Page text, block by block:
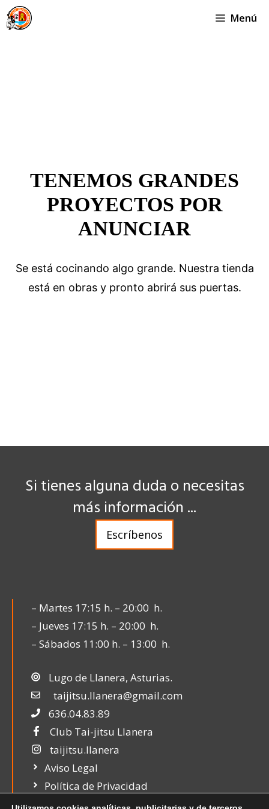
Saltar
al
Menú
TENEMOS GRANDES
PROYECTOS POR
ANUNCIAR
Se está cocinando algo grande. Nuestra tienda
está en obras y pronto abrirá sus puertas.
Si tienes alguna duda o necesitas
más información ...
Escríbenos
– Martes 17:15 h. – 20:00 h.
– Jueves 17:15 h. – 20:00 h.
– Sábados 11:00 h. – 13:00 h.
Lugo de Llanera, Asturias.
taijitsu.llanera@gmail.com
636.04.83.89
Club Tai-jitsu Llanera
taijitsu.llanera
Aviso Legal
Política de Privacidad
Política de Cookies